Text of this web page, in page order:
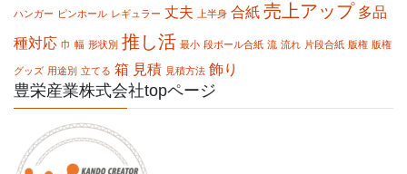
ハンガー ピンホール レギュラー 丈夫 上半身 合紙 売上アップ 多品
種対応 巾 幅 形状別 推し活 最小 段ボール合紙 流 流れ 片段合紙 版権 版権
グッズ 用途別 立てる 箱 見積 見積方法 飾り
豊栄産業株式会社topページ